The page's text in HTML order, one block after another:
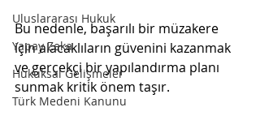
Uluslararası Hukuk
Yapay Zeka
Hukuksal Gelişmeler
Türk Medeni Kanunu
Bu nedenle, başarılı bir müzakere
için alacaklıların güvenini kazanmak
ve gerçekçi bir yapılandırma planı
sunmak kritik önem taşır.